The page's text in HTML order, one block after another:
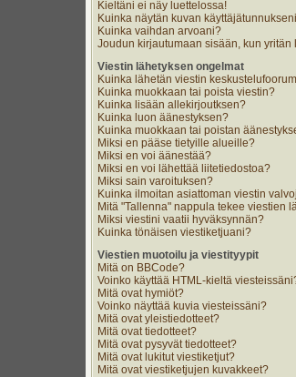
Kieltäni ei näy luettelossa!
Kuinka näytän kuvan
Kuinka vaihdan arvoani?
Joudun kirjautumaan sisään, kun yritän
Viestin lähetyksen ongelmat
Kuinka lähetän viestin
Kuinka muokkaan tai poista viestin?
Kuinka lisään allekirjoutksen?
Kuinka luon äänestyksen?
Kuinka muokkaan tai poistan
Miksi en pääse tietyille alueille?
Miksi en voi äänestää?
Miksi en voi lähettää liitetiedostoa?
Miksi sain varoituksen?
Kuinka ilmoitan asiattoman viestin
Mitä "Tallenna" nappula tekee viestien
Miksi viestini vaatii hyväksynnän?
Kuinka tönäisen viestiketjuani?
Viestien muotoilu ja viestityypit
Mitä on BBCode?
Voinko käyttää HTML-kieltä
Mitä ovat hymiöt?
Voinko näyttää kuvia viesteissäni?
Mitä ovat yleistiedotteet?
Mitä ovat tiedotteet?
Mitä ovat pysyvät tiedotteet?
Mitä ovat lukitut viestiketjut?
Mitä ovat viestiketjujen kuvakkeet?